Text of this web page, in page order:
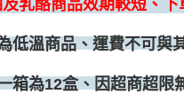
乳酪商品效期較短、
低溫商品、運費不可與
箱為12盒、因超商超限